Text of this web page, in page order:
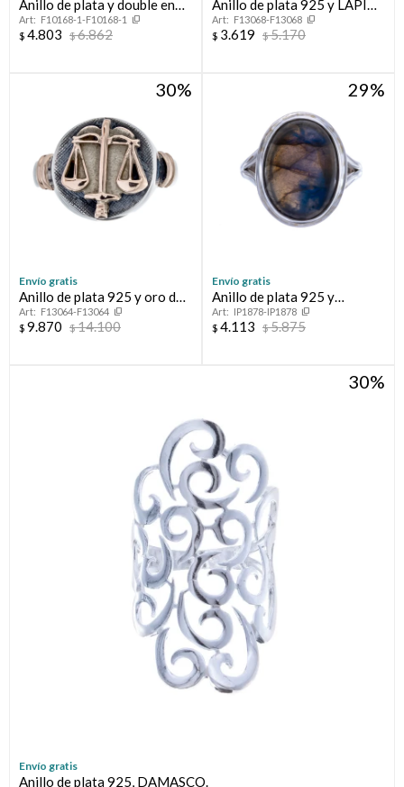
Anillo de plata y double en
oro 18 ltes.LINEA KIDS;
VARÓN.
F10168-1-F10168-1
$ 4.803 $6.862
Anillo de plata 925 y LAPIZ
LAZULIF13068-F13068
$ 3.619 $5.170
30
Envío gratis
Anillo de plata 925 y oro de
10 ktes ABOGACÍA
F13064-F13064
$ 9.870 $14.100
29
Envío gratis
Anillo de plata 925 y
Calcedonia
IP1878-IP1878
$ 4.113 $5.875
30
Envío gratis
Anillo de plata 925, DAMASCO.